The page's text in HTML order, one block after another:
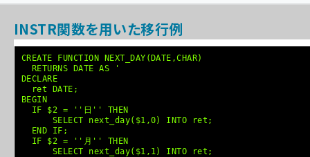
ツ
ai (2504)
加藤銘のチーム貢献～仲間と築いた勝利の絆～ (2325)
iot女子会 (2289)
北海道をのんびり旅する晴山佳須夫のヒント集！ (2046)
drupal (1963)
genai (1491)
INSTR関数を用いた移行例
CREATE FUNCTION NEXT_DAY(DATE,CHAR)
RETURNS DATE AS '
DECLARE
ret DATE;
BEGIN
IF $2 = ''日'' THEN
SELECT next_day($1,0) INTO ret;
END IF;
IF $2 = ''月'' THEN
SELECT next_day($1,1) INTO ret;